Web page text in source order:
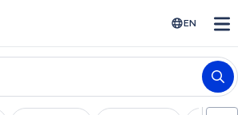
EN